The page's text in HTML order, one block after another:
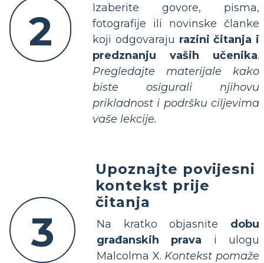
2
Izaberite govore, pisma,
fotografije ili novinske članke
koji odgovaraju razini čitanja i
predznanju vaših učenika.
Pregledajte materijale kako
biste osigurali njihovu
prikladnost i podršku ciljevima
vaše lekcije.
3
Upoznajte povijesni
kontekst prije
čitanja
Na kratko objasnite dobu
građanskih prava i ulogu
Malcolma X. Kontekst pomaže